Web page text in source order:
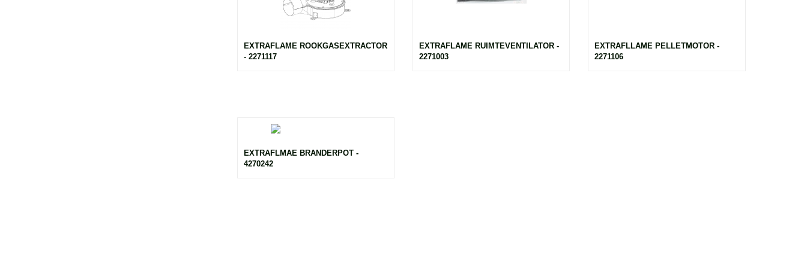
EXTRAFLAME ROOKGASEXTRACTOR
- 2271117
EXTRAFLAME RUIMTEVENTILATOR -
2271003
EXTRAFLLAME PELLETMOTOR -
2271106
EXTRAFLMAE BRANDERPOT -
4270242